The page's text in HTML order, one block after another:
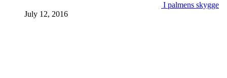
I palmens skygge
July 12, 2016